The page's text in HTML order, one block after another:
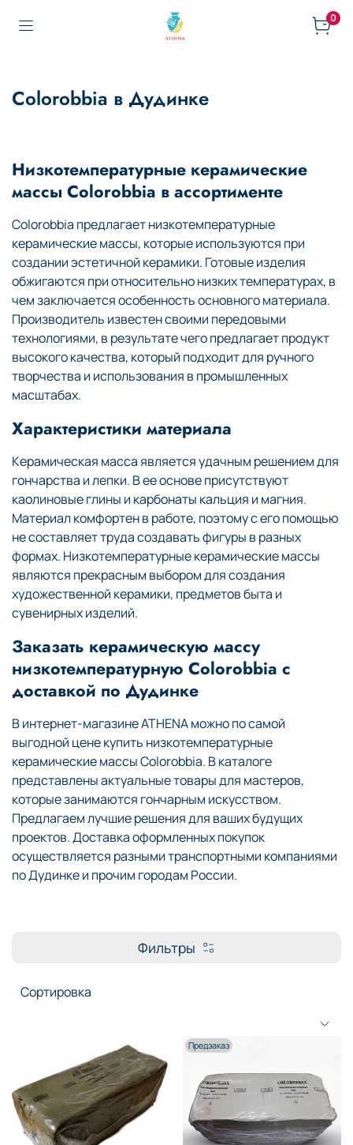
0
Colorobbia в Дудинке
Низкотемпературные керамические
массы Colorobbia в ассортименте
Colorobbia предлагает низкотемпературные
керамические массы, которые используются при
создании эстетичной керамики. Готовые изделия
обжигаются при относительно низких температурах, в
чем заключается особенность основного материала.
Производитель известен своими передовыми
технологиями, в результате чего предлагает продукт
высокого качества, который подходит для ручного
творчества и использования в промышленных
масштабах.
Характеристики материала
Керамическая масса является удачным решением для
гончарства и лепки. В ее основе присутствуют
каолиновые глины и карбонаты кальция и магния.
Материал комфортен в работе, поэтому с его помощью
не составляет труда создавать фигуры в разных
формах. Низкотемпературные керамические массы
являются прекрасным выбором для создания
художественной керамики, предметов быта и
сувенирных изделий.
Заказать керамическую массу
низкотемпературную Colorobbia с
доставкой по Дудинке
В интернет-магазине ATHENA можно по самой
выгодной цене купить низкотемпературные
керамические массы Colorobbia. В каталоге
представлены актуальные товары для мастеров,
которые занимаются гончарным искусством.
Предлагаем лучшие решения для ваших будущих
проектов. Доставка оформленных покупок
осуществляется разными транспортными компаниями
по Дудинке и прочим городам России.
Фильтры
Предзаказ